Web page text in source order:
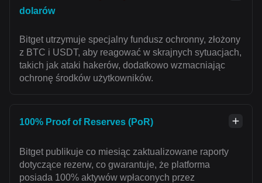
dolarów
Bitget utrzymuje specjalny fundusz ochronny, złożony
z BTC i USDT, aby reagować w skrajnych sytuacjach,
takich jak ataki hakerów, dodatkowo wzmacniając
ochronę środków użytkowników.
100% Proof of Reserves (PoR)
Bitget publikuje co miesiąc zaktualizowane raporty
dotyczące rezerw, co gwarantuje, że platforma
posiada 100% aktywów wpłaconych przez